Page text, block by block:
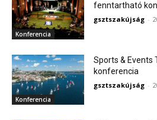
Konferencia
fenntartható
gsztszakújság -
Konferencia
Sports & Events
konferencia
gsztszakújság -